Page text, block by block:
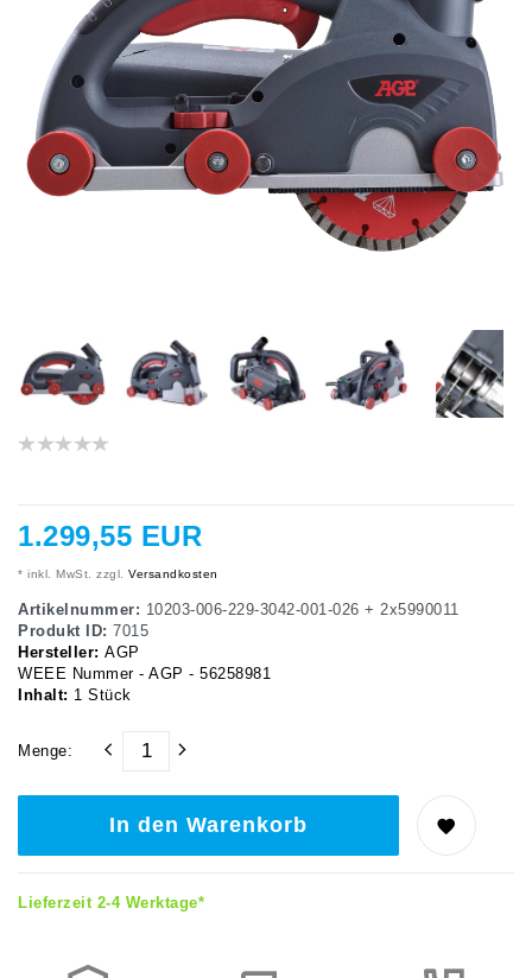
1.299,55 EUR
* inkl. MwSt. zzgl. Versandkosten
Artikelnummer: 10203-006-229-3042-001-026 + 2x5990011
Produkt ID: 7015
Hersteller: AGP
WEEE Nummer - AGP - 56258981
Inhalt: 1 Stück
Menge:
In den Warenkorb
Lieferzeit 2-4 Werktage*